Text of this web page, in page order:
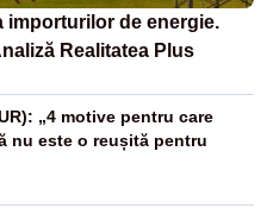
importurilor de energie.
Realitatea Plus
„4 motive pentru care
nu este o reușită pentru